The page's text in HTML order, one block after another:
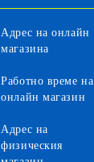
Адрес на онлайн
магазина
Работно време на
онлайн магазин
Адрес на
физическия